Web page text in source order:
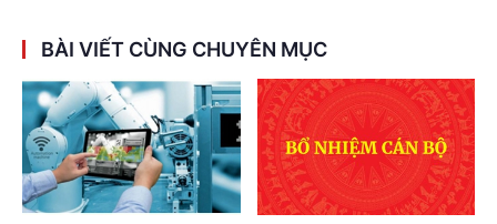
BÀI VIẾT CÙNG CHUYÊN MỤC